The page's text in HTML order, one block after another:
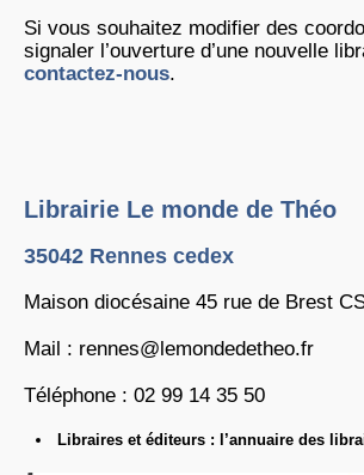
Si vous souhaitez modifier des
signaler l’ouverture d’une nouvelle
contactez-nous.
Librairie Le monde de Théo
35042 Rennes cedex
Maison diocésaine 45 rue de Brest
Mail : rennes@lemondedetheo.fr
Téléphone : 02 99 14 35 50
Libraires et éditeurs : l’annuaire des